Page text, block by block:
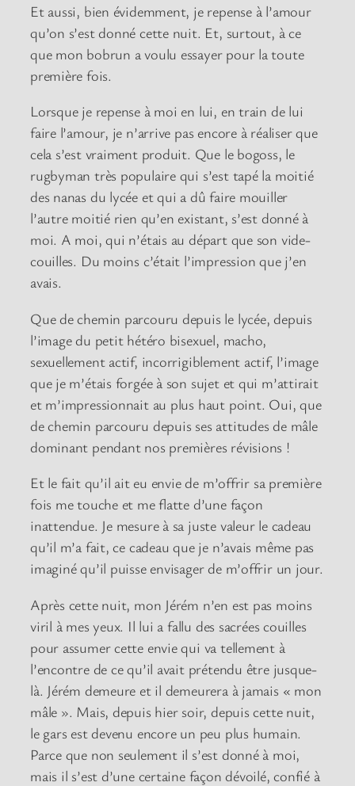
Et aussi, bien évidemment, je repense à l’amour
qu’on s’est donné cette nuit. Et, surtout, à ce
que mon bobrun a voulu essayer pour la toute
première fois.
Lorsque je repense à moi en lui, en train de lui
faire l’amour, je n’arrive pas encore à réaliser que
cela s’est vraiment produit. Que le bogoss, le
rugbyman très populaire qui s’est tapé la moitié
des nanas du lycée et qui a dû faire mouiller
l’autre moitié rien qu’en existant, s’est donné à
moi. A moi, qui n’étais au départ que son vide-
couilles. Du moins c’était l’impression que j’en
avais.
Que de chemin parcouru depuis le lycée, depuis
l’image du petit hétéro bisexuel, macho,
sexuellement actif, incorrigiblement actif, l’image
que je m’étais forgée à son sujet et qui m’attirait
et m’impressionnait au plus haut point. Oui, que
de chemin parcouru depuis ses attitudes de mâle
dominant pendant nos premières révisions !
Et le fait qu’il ait eu envie de m’offrir sa première
fois me touche et me flatte d’une façon
inattendue. Je mesure à sa juste valeur le cadeau
qu’il m’a fait, ce cadeau que je n’avais même pas
imaginé qu’il puisse envisager de m’offrir un jour.
Après cette nuit, mon Jérém n’en est pas moins
viril à mes yeux. Il lui a fallu des sacrées couilles
pour assumer cette envie qui va tellement à
l’encontre de ce qu’il avait prétendu être jusque-
là. Jérém demeure et il demeurera à jamais « mon
mâle ». Mais, depuis hier soir, depuis cette nuit,
le gars est devenu encore un peu plus humain.
Parce que non seulement il s’est donné à moi,
mais il s’est d’une certaine façon dévoilé, confié à